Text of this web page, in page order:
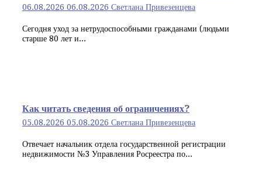
06.08.2026 06.08.2026 Светлана Привезенцева
Сегодня уход за нетрудоспособными гражданами (людьми
старше 80 лет и...
Как читать сведения об ограничениях?
05.08.2026 05.08.2026 Светлана Привезенцева
Отвечает начальник отдела государственной регистрации
недвижимости №3 Управления Росреестра по...